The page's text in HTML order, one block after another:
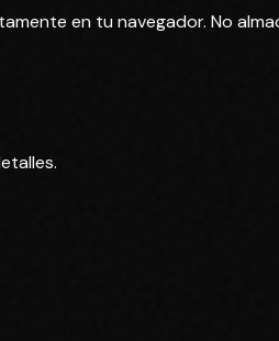
en tu navegador. No